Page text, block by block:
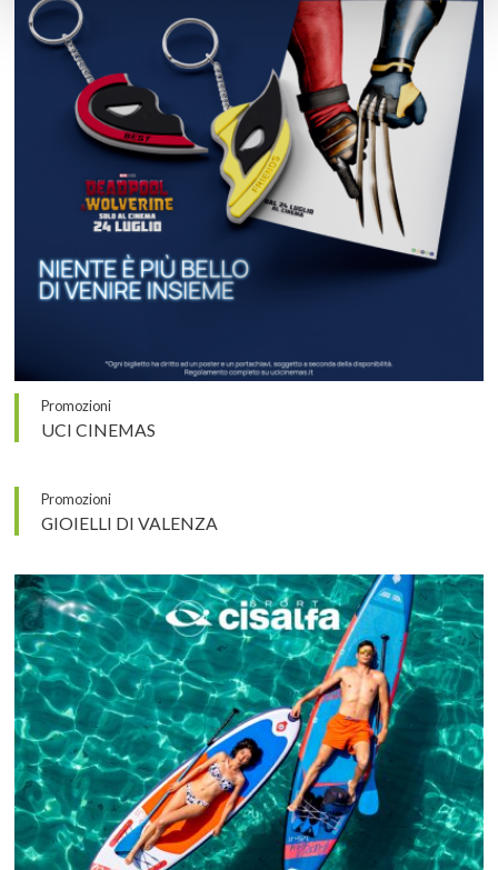
Promozioni
UCI CINEMAS
Promozioni
GIOIELLI DI VALENZA